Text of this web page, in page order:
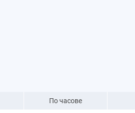
По часове